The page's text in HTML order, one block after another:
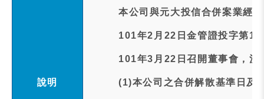
說明
本公司與元大投信合併案業經
101年2月22日金管證投字第
101年3月22日召開董事會，決
(1)本公司之合併解散基準日及